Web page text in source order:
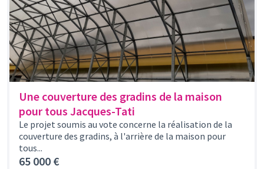
Une couverture des gradins de la maison
pour tous Jacques-Tati
Le projet soumis au vote concerne la réalisation de la
couverture des gradins, à l'arrière de la maison pour
tous...
65 000 €